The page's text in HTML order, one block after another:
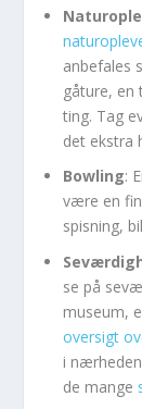
anbefales
gåture, en
ting. Tag
det ekstra
Bowling:
være en
spisning,
se på
museum,
oversigt
i
de mange